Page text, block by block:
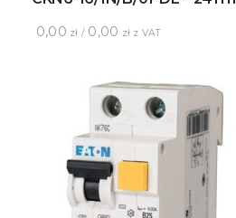
0,00 zł / 0,00 zł z VAT